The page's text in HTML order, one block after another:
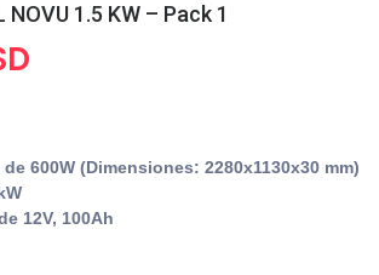
NOVU 1.5 KW – Pack 1
600W (Dimensiones: 2280x1130x30 mm)
12V, 100Ah